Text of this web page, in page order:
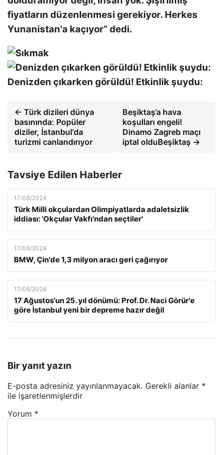
fiyatların düzenlenmesi gerekiyor. Herkes
Yunanistan'a kaçıyor” dedi.
Denizden çıkarken görüldü! Etkinlik şuydu:
← Türk dizileri dünya
basınında: Popüler
diziler, İstanbul'da
turizmi canlandırıyor
Beşiktaş’a hava
koşulları engeli!
Dinamo Zagreb maçı
iptal olduBeşiktaş →
Tavsiye Edilen Haberler
17/08/2024
Türk Milli okçulardan Olimpiyatlarda adaletsizlik
iddiası: 'Okçular Vakfı'ndan seçtiler'
17/08/2024
BMW, Çin'de 1,3 milyon aracı geri çağırıyor
17/08/2024
17 Ağustos'un 25. yıl dönümü: Prof. Dr. Naci Görür'e
göre İstanbul yeni bir depreme hazır değil
Bir yanıt yazın
E-posta adresiniz yayınlanmayacak. Gerekli alanlar *
ile işaretlenmişlerdir
Yorum *